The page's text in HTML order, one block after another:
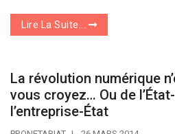
Lire La Suite...
La révolution numérique
vous croyez… Ou de
l’entreprise-État